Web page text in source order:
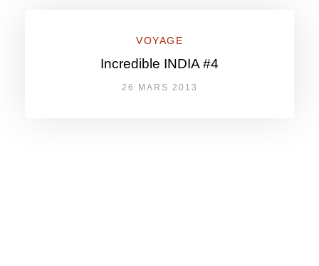
VOYAGE
Incredible INDIA #4
26 MARS 2013